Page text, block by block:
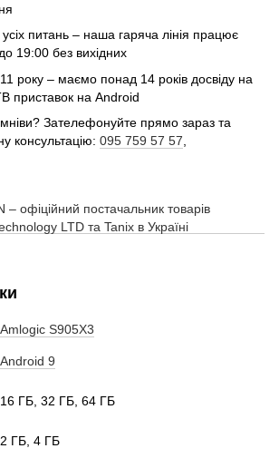
питань – наша гаряча лінія працює
19:00 без вихідних
року – маємо понад 14 років досвіду на
приставок на Android
Зателефонуйте прямо зараз та
консультацію: 095 759 57 57
Amlogic S905X3
Android 9
16 ГБ, 32 ГБ, 64 ГБ
2 ГБ, 4 ГБ